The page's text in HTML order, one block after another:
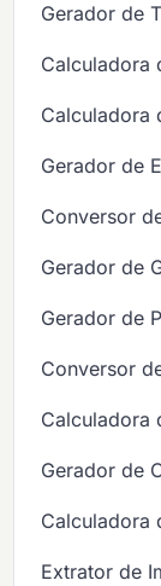
Gerador de
Calculadora
Calculadora
Gerador de
Conversor
Gerador de
Gerador de
Conversor
Calculadora
Gerador de
Calculadora
Extrator de